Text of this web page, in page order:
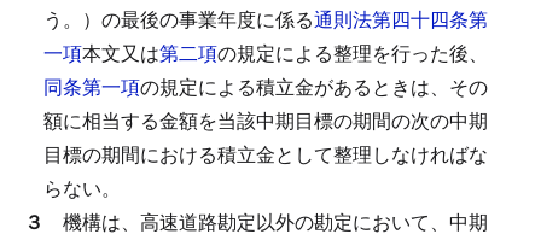
う。）の最後の事業年度に係る通則法第四十四条第
一項本文又は第二項の規定による整理を行った後、
同条第一項の規定による積立金があるときは、その
額に相当する金額を当該中期目標の期間の次の中期
目標の期間における積立金として整理しなければな
らない。
３ 機構は、高速道路勘定以外の勘定において、中期